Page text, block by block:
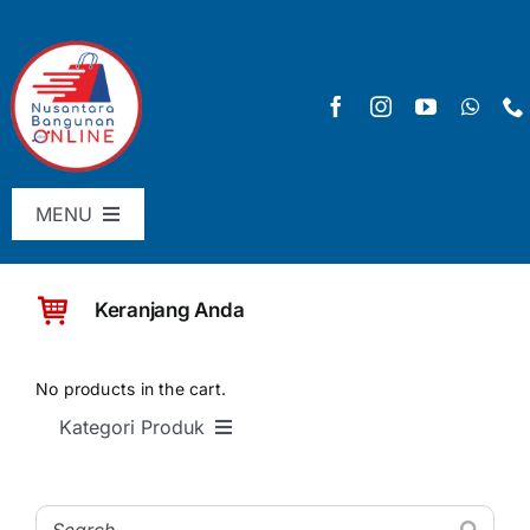
content
MENU
Menu Utama
Pricelist
SHOP
Checkout
Keranjang Anda
No products in the cart.
Kategori Produk